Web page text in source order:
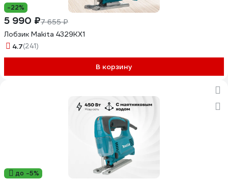
-22%
5 990 ₽7 655 ₽
Лобзик Makita 4329KX1
4.7(241)
В корзину
до -5%